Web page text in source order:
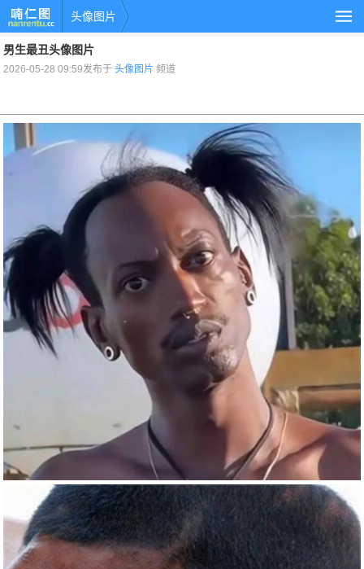
头像图片
男生最丑头像图片
2026-05-28 09:59发布于头像图片 频道